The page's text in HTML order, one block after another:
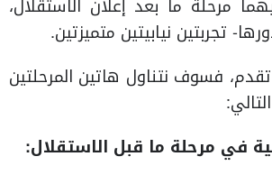
وثانيهما مرحلة ما بعد إعلان الاستقلال،
تجربتين نيابيتين متميزتين.
فسوف نتناول هاتين المرحلتين
في مرحلة ما قبل الاستقلال: